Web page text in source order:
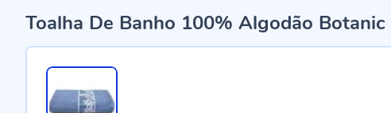
Toalha De Banho 100% Algodão